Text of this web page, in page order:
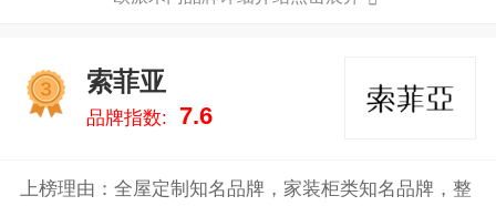
索菲亚
品牌指数: 7.6
上榜理由：全屋定制知名品牌，家装柜类知名品牌，整